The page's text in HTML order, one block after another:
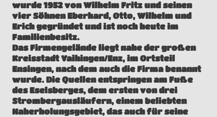
wurde 1952 von Wilhelm Fritz und seinen
vier Söhnen Eberhard, Otto, Wilhelm und
Erich gegründet und ist noch heute im
Familienbesitz.
Das Firmengelände liegt nahe der großen
Kreisstadt Vaihingen/Enz, im Ortsteil
Ensingen, nach dem auch die Firma benannt
wurde. Die Quellen entspringen am Fuße
des Eselsberges, dem ersten von drei
Strombergausläufern, einem beliebten
Naherholungsgebiet, das auch für seine